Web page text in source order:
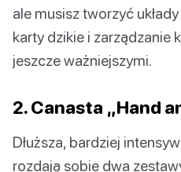
ale musisz tworzyć
karty dzikie i zarządzanie
jeszcze ważniejszymi.
2. Canasta „Hand
Dłuższa, bardziej
rozdają sobie dwa